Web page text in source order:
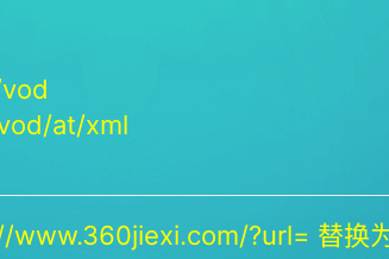
at/xml
www.360jiexi.com/?url= 替